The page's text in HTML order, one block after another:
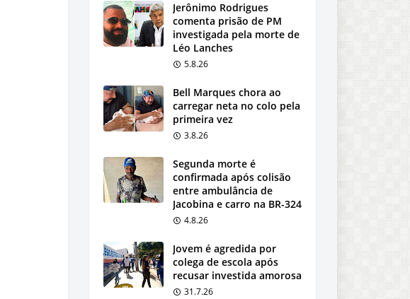
Jerônimo Rodrigues
comenta prisão de PM
investigada pela morte de
Léo Lanches
5.8.26
Bell Marques chora ao
carregar neta no colo pela
primeira vez
3.8.26
Segunda morte é
confirmada após colisão
entre ambulância de
Jacobina e carro na BR-324
4.8.26
Jovem é agredida por
colega de escola após
recusar investida amorosa
31.7.26